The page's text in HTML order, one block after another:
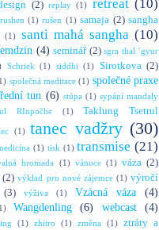
(2) replay (1) retreat (10)
rushen (1) rušen (1) samaja (2) sangha
(1) santi mahá sangha (10)
(4) seminář (2) sgra thal ’gyur
Schriek (1) siddhi (1) Sirotkova (2)
společná meditace (1) společné praxe
tun (6) stúpa (1) sypání mandaly
RInpočhe (1)
Taklung Tsetrul
(1) tanec vadžry (30)
(1) tisk (1) transmise (21)
hromada (1) vánoce (1) váza (2)
(2) výklad pro nové zájemce (1) výročí
(3) výživa (1) Vzácná váza (4)
Wangdenling (6) webcast (4)
(1) zhitro (1) změna (1) ztráty a